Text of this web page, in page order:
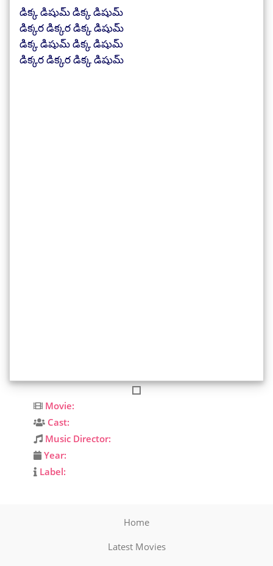
డిక్క డిషుమ్ డిక్క డిషుమ్
డిక్కర డిక్కర డిక్క డిషుమ్
డిక్క డిషుమ్ డిక్క డిషుమ్
డిక్కర డిక్కర డిక్క డిషుమ్
Movie:
Cast:
Music Director:
Year:
Label:
Home
Latest Movies